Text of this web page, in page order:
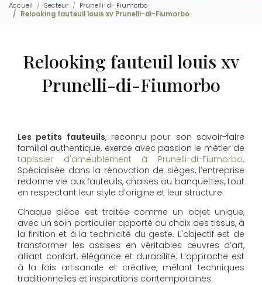
Accueil Secteur
Prunelli-di-Fiumorbo
Relooking fauteuil louis xv Prunelli-di-Fiumorbo
Relooking fauteuil louis xv
Prunelli-di-Fiumorbo
Les petits fauteuils, reconnu pour son savoir-faire
familial authentique, exerce avec passion le métier de
tapissier d'ameublement à Prunelli-di-Fiumorbo.
Spécialisée dans la rénovation de sièges, l’entreprise
redonne vie aux fauteuils, chaises ou banquettes, tout
en respectant leur style d’origine et leur structure.
Chaque pièce est traitée comme un objet unique,
avec un soin particulier apporté au choix des tissus, à
la finition et à la technicité du geste. L'objectif est de
transformer les assises en véritables œuvres d’art,
alliant confort, élégance et durabilité. L’approche est
à la fois artisanale et créative, mêlant techniques
traditionnelles et inspirations contemporaines.